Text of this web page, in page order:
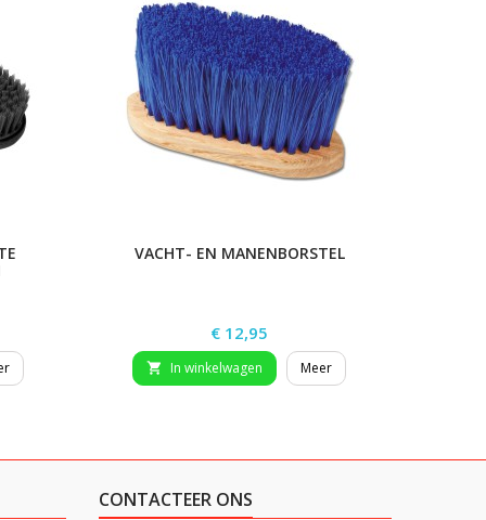
VACHT- EN MANENBORSTEL
Prijs
€ 12,95
 In winkelwagen Meer
CONTACTEER ONS